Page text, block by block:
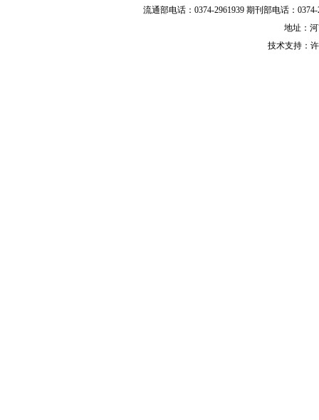
流通部电话：0374-2961939 期刊部电话：
地址：
技术支持：